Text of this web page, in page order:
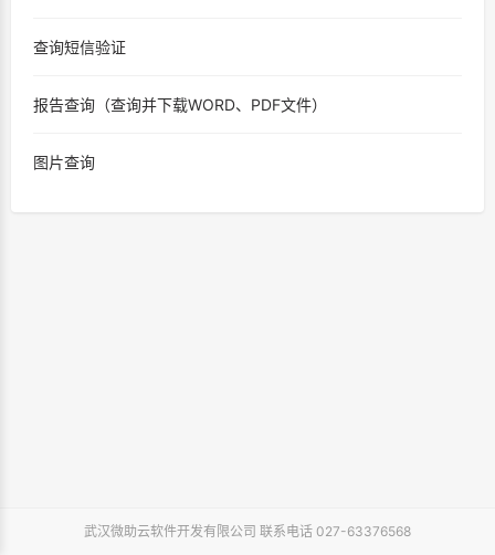
查询短信验证
报告查询（查询并下载WORD、PDF文件）
图片查询
武汉微助云软件开发有限公司 联系电话 027-63376568